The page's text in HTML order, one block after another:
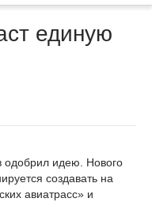
единую
одобрил идею. Нового
создавать на
авиатрасс» и